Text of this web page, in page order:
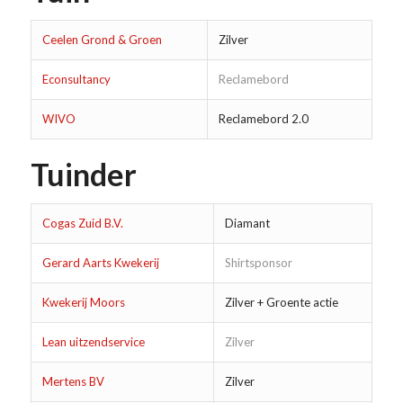
Ceelen Grond & Groen Zilver
Econsultancy Reclamebord
WIVO Reclamebord 2.0
Tuinder
Cogas Zuid B.V. Diamant
Gerard Aarts Kwekerij Shirtsponsor
Kwekerij Moors Zilver + Groente actie
Lean uitzendservice Zilver
Mertens BV Zilver